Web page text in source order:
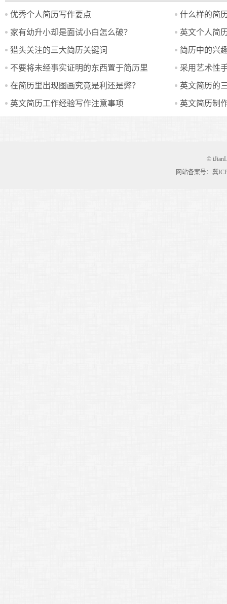
优秀个人简历写作要点 什么样的简
家有幼升小却是面试小白怎么破？ 英文个人简
猎头关注的三大简历关键词 简历中的兴
不要将未经事实证明的东西置于简历里
在简历里出现图画究竟是利还是弊？ 英文简历的
英文简历工作经验写作注意事项 英文简历制
©
网站备案号：冀